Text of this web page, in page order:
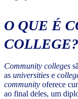
O QUE É
COLLEGE?
Community colleges
as universities e
community oferece
ao final deles, um